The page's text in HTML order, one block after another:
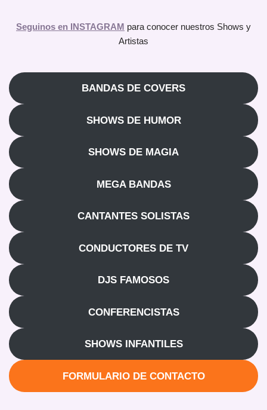
Seguinos en INSTAGRAM para conocer nuestros Shows y
Artistas
BANDAS DE COVERS
SHOWS DE HUMOR
SHOWS DE MAGIA
MEGA BANDAS
CANTANTES SOLISTAS
CONDUCTORES DE TV
DJS FAMOSOS
CONFERENCISTAS
SHOWS INFANTILES
FORMULARIO DE CONTACTO